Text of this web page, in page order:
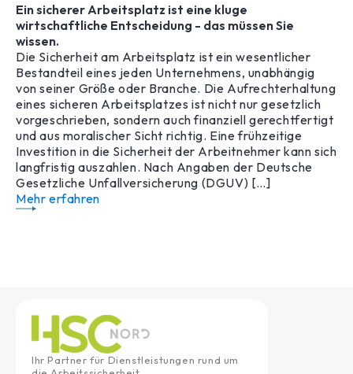
Ein sicherer Arbeitsplatz ist eine kluge
wirtschaftliche Entscheidung - das müssen Sie
wissen.
Die Sicherheit am Arbeitsplatz ist ein wesentlicher
Bestandteil eines jeden Unternehmens, unabhängig
von seiner Größe oder Branche. Die Aufrechterhaltung
eines sicheren Arbeitsplatzes ist nicht nur gesetzlich
vorgeschrieben, sondern auch finanziell gerechtfertigt
und aus moralischer Sicht richtig. Eine frühzeitige
Investition in die Sicherheit der Arbeitnehmer kann sich
langfristig auszahlen. Nach Angaben der Deutsche
Gesetzliche Unfallversicherung (DGUV) […]
Mehr erfahren
Ihr Partner für Dienstleistungen rund um